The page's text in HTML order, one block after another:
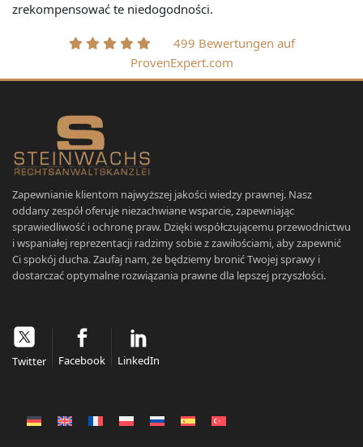
zrekompensować te niedogodności.
499 Bewertungen auf
ProvenExpert.com
Zapewnianie klientom najwyższej jakości wiedzy prawnej. Nasz
oddany zespół oferuje niezachwiane wsparcie, zapewniając
sprawiedliwość i ochronę praw. Dzięki współczującemu przewodnictwu
i wspaniałej reprezentacji radzimy sobie z zawiłościami, aby zapewnić
Ci spokój ducha. Zaufaj nam, że będziemy bronić Twojej sprawy i
dostarczać optymalne rozwiązania prawne dla lepszej przyszłości.
Twitter Facebook LinkedIn